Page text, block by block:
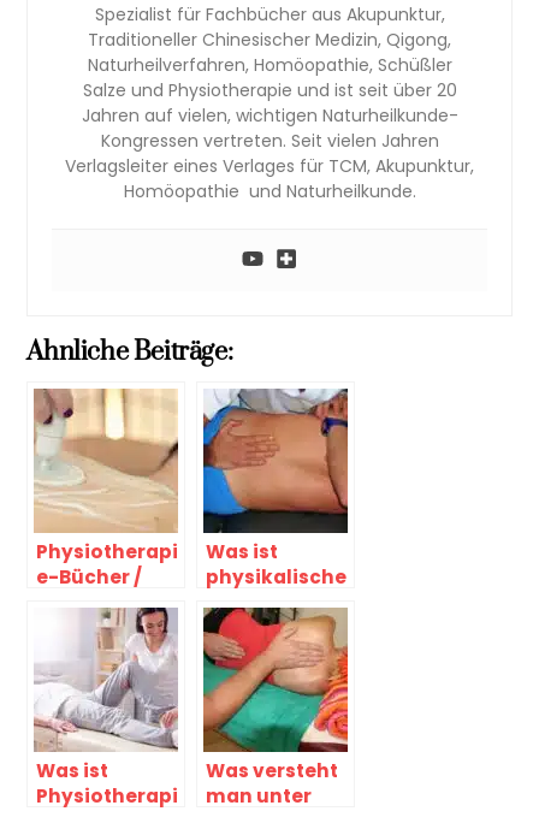
Spezialist für Fachbücher aus Akupunktur,
Traditioneller Chinesischer Medizin, Qigong,
Naturheilverfahren, Homöopathie, Schüßler
Salze und Physiotherapie und ist seit über 20
Jahren auf vielen, wichtigen Naturheilkunde-
Kongressen vertreten. Seit vielen Jahren
Verlagsleiter eines Verlages für TCM, Akupunktur,
Homöopathie und Naturheilkunde.
Ahnliche Beiträge:
Physiotherapi
e-Bücher /
Osteopathie-
Bücher und
für die TCM
Was ist
physikalische
Therapie?
Was ist
Physiotherapi
Was versteht
man unter